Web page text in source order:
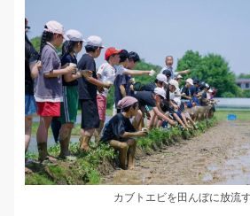
カブトエビを田んぼに放流